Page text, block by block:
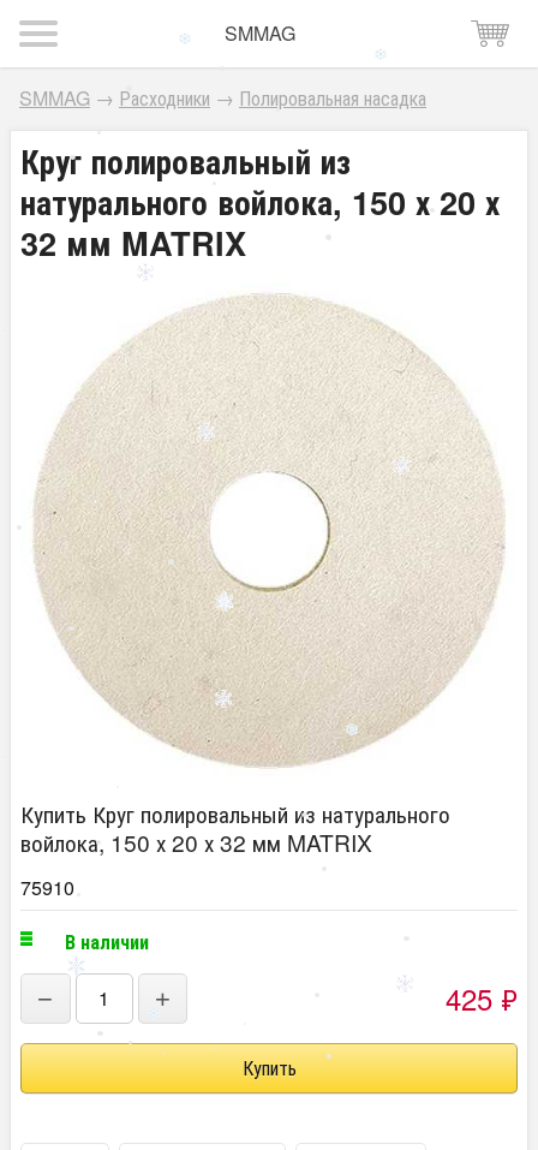
SMMAG
SMMAG → Расходники → Полировальная насадка
Круг полировальный из
натурального войлока, 150 х 20 х
32 мм MATRIX
Купить Круг полировальный из натурального
войлока, 150 х 20 х 32 мм MATRIX
75910
В наличии
− + 425 ₽